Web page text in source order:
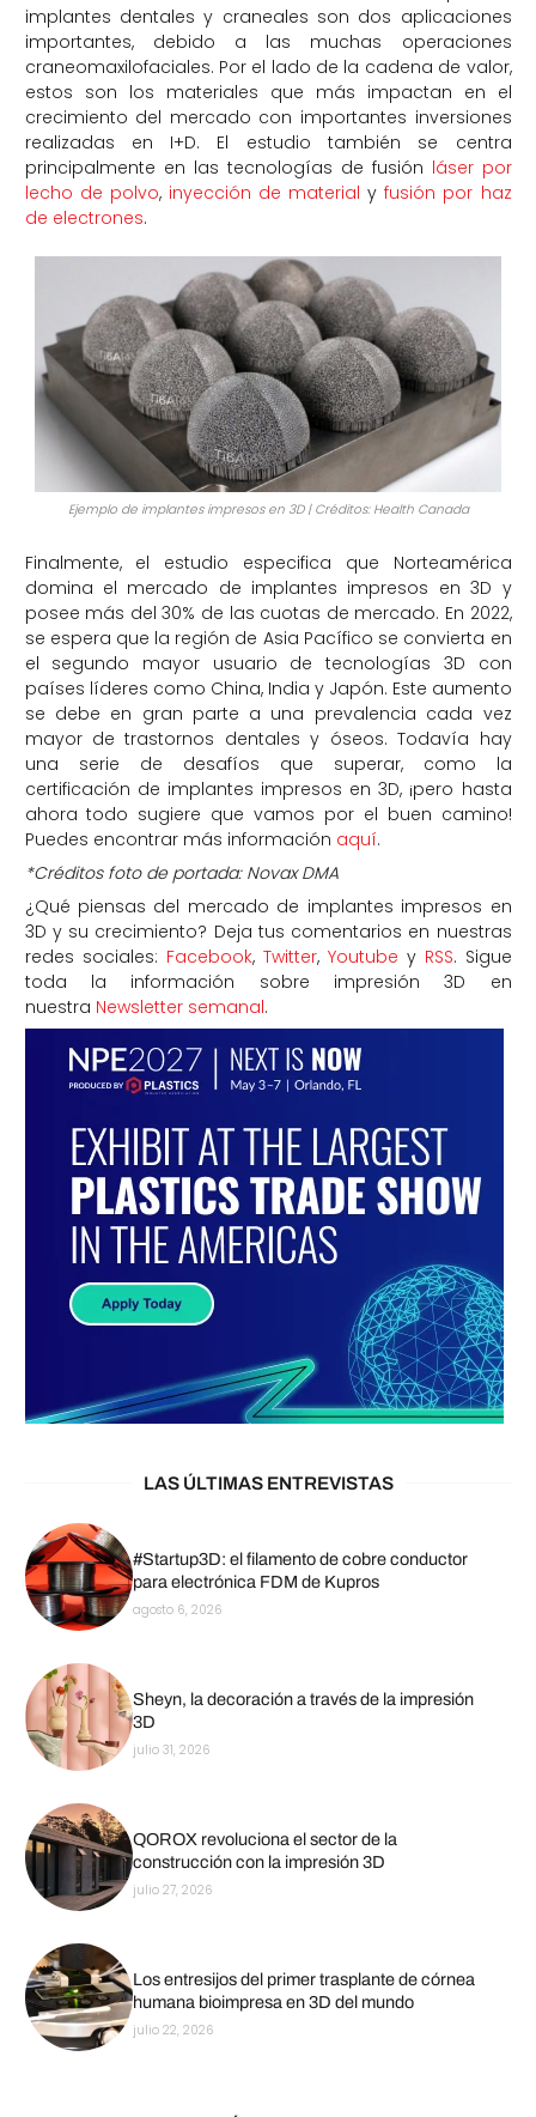
implantes dentales y craneales son dos aplicaciones
importantes, debido a las muchas operaciones
craneomaxilofaciales. Por el lado de la cadena de valor,
estos son los materiales que más impactan en el
crecimiento del mercado con importantes inversiones
realizadas en I+D. El estudio también se centra
principalmente en las tecnologías de fusión láser por
lecho de polvo, inyección de material yfusión por haz
de electrones.
Ejemplo de implantes impresos en 3D | Créditos: Health Canada
Finalmente, el estudio especifica que Norteamérica
domina el mercado de implantes impresos en 3D y
posee más del 30% de las cuotas de mercado. En 2022,
se espera que la región de Asia Pacífico se convierta en
el segundo mayor usuario de tecnologías 3D con
países líderes como China, India y Japón. Este aumento
se debe en gran parte a una prevalencia cada vez
mayor de trastornos dentales y óseos. Todavía hay
una serie de desafíos que superar, como la
certificación de implantes impresos en 3D, ¡pero hasta
ahora todo sugiere que vamos por el buen camino!
Puedes encontrar más información aquí.
*Créditos foto de portada: Novax DMA
¿Qué piensas del mercado de implantes impresos en
3D y su crecimiento? Deja tus comentarios en nuestras
redes sociales: Facebook, Twitter, Youtube y RSS. Sigue
toda la información sobre impresión 3D en
nuestra Newsletter semanal.
LAS ÚLTIMAS ENTREVISTAS
#Startup3D: el filamento de cobre conductor
para electrónica FDM de Kupros
agosto 6, 2026
Sheyn, la decoración a través de la impresión
3D
julio 31, 2026
QOROX revoluciona el sector de la
construcción con la impresión 3D
julio 27, 2026
Los entresijos del primer trasplante de córnea
humana bioimpresa en 3D del mundo
julio 22, 2026